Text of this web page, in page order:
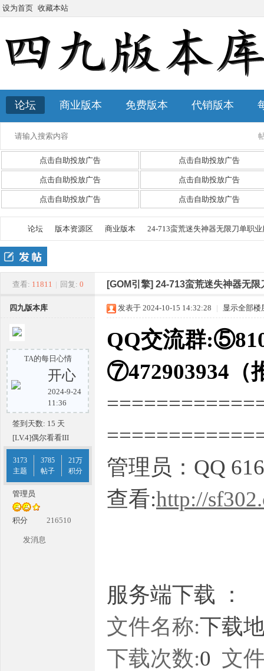
设为首页 收藏本站
论坛 商业版本 免费版本 代销版本
点击自助投放广告 点击自助投放广告
点击自助投放广告 点击自助投放广告
点击自助投放广告 点击自助投放广告
九
»
论坛 版本资源区 商业版本
›
24-713蛮荒迷失神器无限刀单职业
查看: 11811 | 回复: 0 [GOM引擎] 24-713蛮荒迷失神器无
四九版本库
TA的每日心情
开心
2024-9-24
11:36
签到天数: 15 天
[LV.4]偶尔看看III
3173
主题
3785
帖子
21万
积分
管理员
积分 216510
发消息
发表于 2024-10-15 14:32:28 | 显示全部楼
QQ交流群
⑦472903934（
管理员：QQ
查看:http://
服务端下载 ：
文件名称:下载
下载次数:0 文